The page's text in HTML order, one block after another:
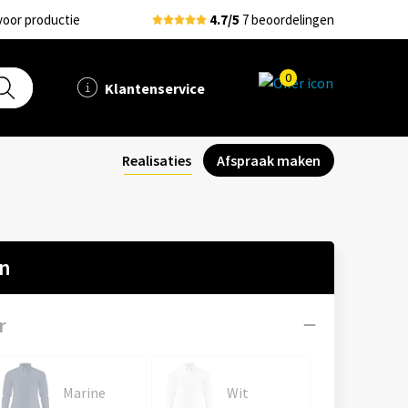
productie 4.7/5 7 beoordelingen
Klantenservice
0
Realisaties Afspraak maken
Marine Wit